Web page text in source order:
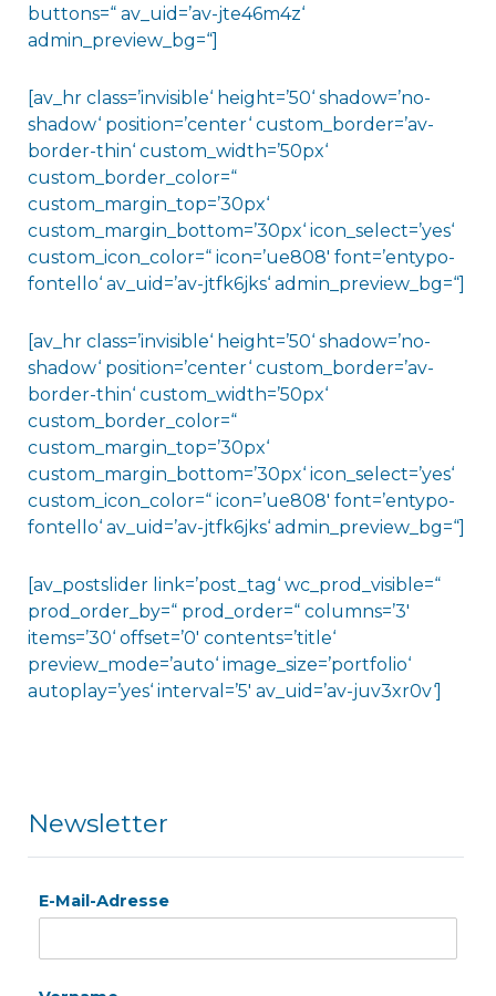
buttons=“ av_uid=’av-jte46m4z‘
admin_preview_bg=“]
[av_hr class=’invisible‘ height=’50‘ shadow=’no-
shadow‘ position=’center‘ custom_border=’av-
border-thin‘ custom_width=’50px‘
custom_border_color=“
custom_margin_top=’30px‘
custom_margin_bottom=’30px‘ icon_select=’yes‘
custom_icon_color=“ icon=’ue808′ font=’entypo-
fontello‘ av_uid=’av-jtfk6jks‘ admin_preview_bg=“]
[av_hr class=’invisible‘ height=’50‘ shadow=’no-
shadow‘ position=’center‘ custom_border=’av-
border-thin‘ custom_width=’50px‘
custom_border_color=“
custom_margin_top=’30px‘
custom_margin_bottom=’30px‘ icon_select=’yes‘
custom_icon_color=“ icon=’ue808′ font=’entypo-
fontello‘ av_uid=’av-jtfk6jks‘ admin_preview_bg=“]
[av_postslider link=’post_tag‘ wc_prod_visible=“
prod_order_by=“ prod_order=“ columns=’3′
items=’30‘ offset=’0′ contents=’title‘
preview_mode=’auto‘ image_size=’portfolio‘
autoplay=’yes‘ interval=’5′ av_uid=’av-juv3xr0v‘]
Newsletter
E-Mail-Adresse